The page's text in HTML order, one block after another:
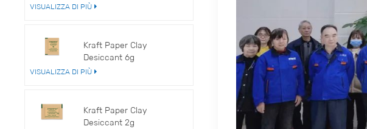
VISUALIZZA DI PIÙ
Kraft Paper Clay
Desiccant 6g
VISUALIZZA DI PIÙ
Kraft Paper Clay
Desiccant 2g